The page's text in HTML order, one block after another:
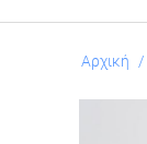
Αρχική /